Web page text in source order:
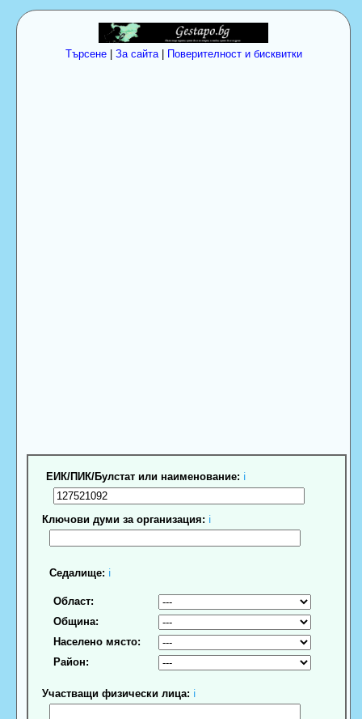
Търсене| За сайта| Поверителност и бисквитки
ЕИК/ПИК/Булстат или наименование: ℹ
Ключови думи за организация: ℹ
Седалище: ℹ
Област:
Община:
Населено място:
Район:
Участващи физически лица: ℹ